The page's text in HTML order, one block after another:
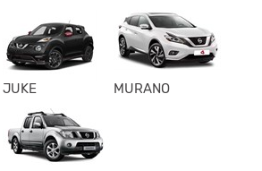
JUKE MURANO